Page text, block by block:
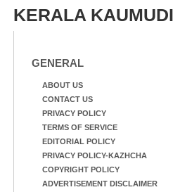
KERALA KAUMUDI
GENERAL
ABOUT US
CONTACT US
PRIVACY POLICY
TERMS OF SERVICE
EDITORIAL POLICY
PRIVACY POLICY-KAZHCHA
COPYRIGHT POLICY
ADVERTISEMENT DISCLAIMER